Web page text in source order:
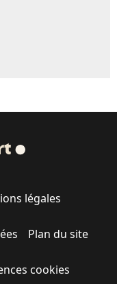
légales
Plan du site
cookies